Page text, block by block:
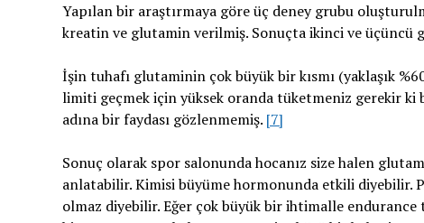
Yapılan bir araştırmaya göre üç deney grubu
kreatin ve glutamin verilmiş. Sonuçta ikinci ve üçüncü
İşin tuhafı glutaminin çok büyük bir kısmı (yaklaşık
limiti geçmek için yüksek oranda tüketmeniz gerekir
adına bir faydası gözlenmemiş. [7]
Sonuç olarak spor salonunda hocanız size halen
anlatabilir. Kimisi büyüme hormonunda etkili diyebilir.
olmaz diyebilir. Eğer çok büyük bir ihtimalle